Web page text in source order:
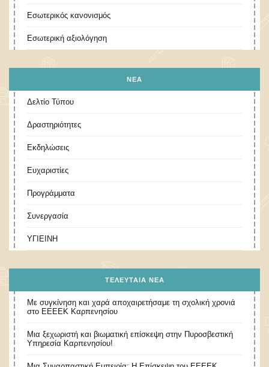
Εσωτερικός κανονισμός
Εσωτερική αξιολόγηση
ΝΕΑ
Δελτίο Τύπου
Δραστηριότητες
Εκδηλώσεις
Ευχαριστίες
Προγράμματα
Συνεργασία
ΥΓΙΕΙΝΗ
ΤΕΛΕΥΤΑΊΑ ΝΈΑ
Με συγκίνηση και χαρά αποχαιρετήσαμε τη σχολική χρονιά
στο ΕΕΕΕΚ Καρπενησίου
Μια ξεχωριστή και βιωματική επίσκεψη στην Πυροσβεστική
Υπηρεσία Καρπενησίου!